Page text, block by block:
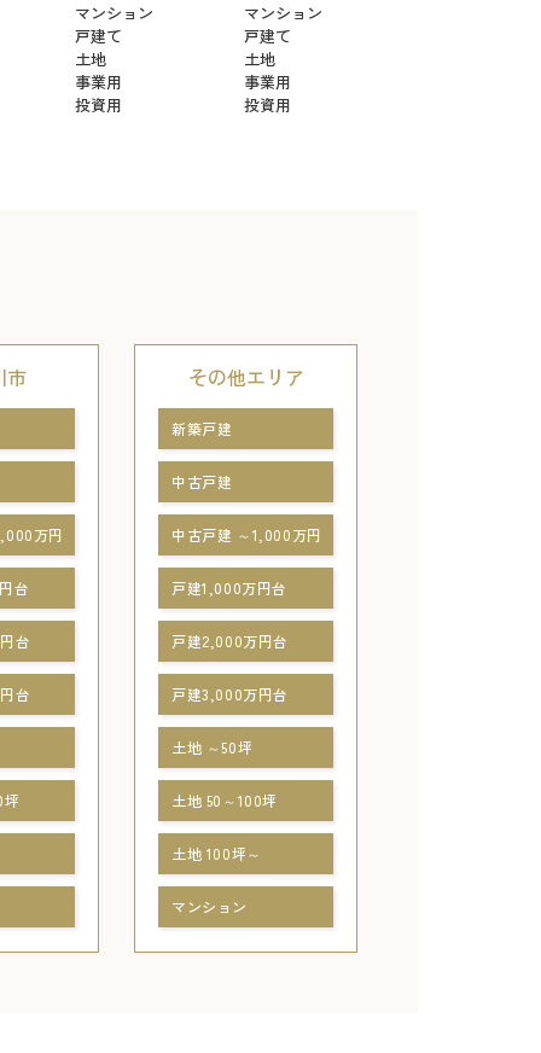
マンション
戸建て
土地
事業用
投資用
マンション
戸建て
土地
事業用
投資用
市
万円
台
台
台
坪
その他エリア
新築戸建
中古戸建
中古戸建 ～1,000万円
戸建1,000万円台
戸建2,000万円台
戸建3,000万円台
土地 ～50坪
土地 50～100坪
土地 100坪～
マンション